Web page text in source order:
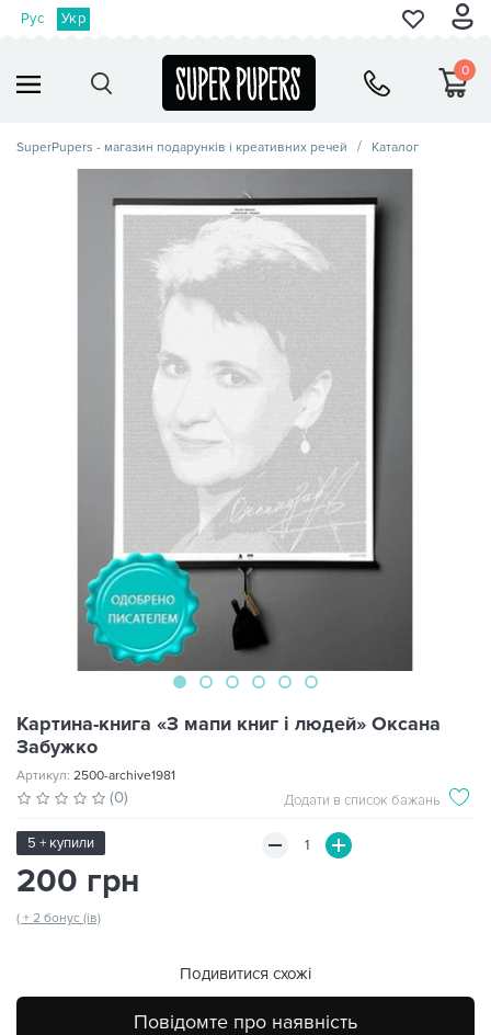
Рус Укр
0
SuperPupers - магазин подарунків і креативних речей Каталог
Картина-книга «З мапи книг і людей» Оксана
Забужко
Артикул: 2500-archive1981
(0) Додати в список бажань
5 + купили
200 грн
( + 2 бонус (ів)
Подивитися схожі
Повідомте про наявність